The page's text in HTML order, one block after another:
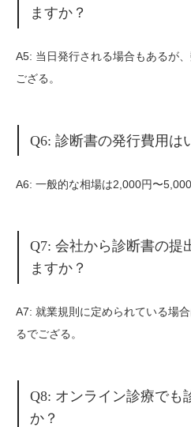
ますか？
A5: 当日発行される場合もあるが
ござる。
Q6: 診断書の発行費用は
A6: 一般的な相場は2,000円〜5,000
Q7: 会社から診断書の提
ますか？
A7: 就業規則に定められている場
るでござる。
Q8: オンライン診療でも
か？